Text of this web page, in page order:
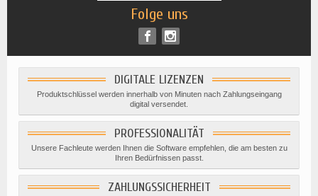
Folge uns
DIGITALE LIZENZEN
Produktschlüssel werden innerhalb von Minuten nach Zahlungseingang
digital versendet.
PROFESSIONALITÄT
Unsere Fachleute werden Ihnen die Software empfehlen, die am besten zu
Ihren Bedürfnissen passt.
ZAHLUNGSSICHERHEIT